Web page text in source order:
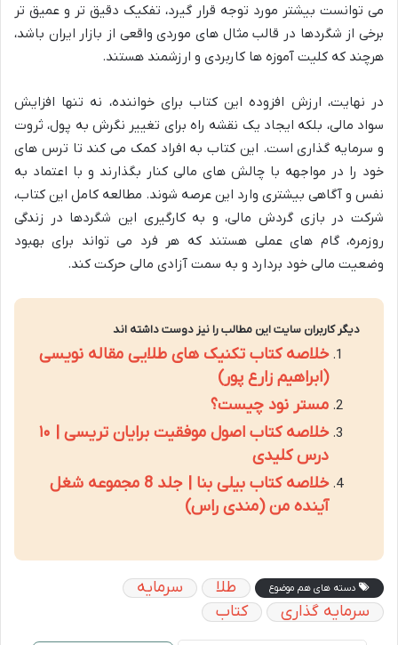
می توانست بیشتر مورد توجه قرار گیرد، تفکیک دقیق تر و عمیق تر
برخی از شگردها در قالب مثال های موردی واقعی از بازار ایران باشد،
هرچند که کلیت آموزه ها کاربردی و ارزشمند هستند.
در نهایت، ارزش افزوده این کتاب برای خواننده، نه تنها افزایش
سواد مالی، بلکه ایجاد یک نقشه راه برای تغییر نگرش به پول، ثروت
و سرمایه گذاری است. این کتاب به افراد کمک می کند تا ترس های
خود را در مواجهه با چالش های مالی کنار بگذارند و با اعتماد به
نفس و آگاهی بیشتری وارد این عرصه شوند. مطالعه کامل این کتاب،
شرکت در بازی گردش مالی، و به کارگیری این شگردها در زندگی
روزمره، گام های عملی هستند که هر فرد می تواند برای بهبود
وضعیت مالی خود بردارد و به سمت آزادی مالی حرکت کند.
دیگر کاربران سایت این مطالب را نیز دوست داشته اند
خلاصه کتاب تکنیک های طلایی مقاله نویسی
(ابراهیم زارع پور)
مستر نود چیست؟
خلاصه کتاب اصول موفقیت برایان تریسی | ۱۰
درس کلیدی
خلاصه کتاب بیلی بنا | جلد 8 مجموعه شغل
آینده من (مندی راس)
دسته های هم موضوع طلا
سرمایه
سرمایه گذاری
کتاب